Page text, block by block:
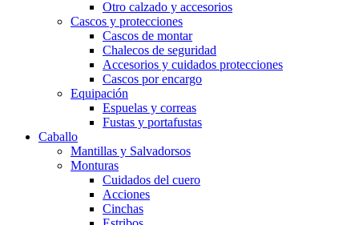
Otro calzado y accesorios
Cascos y protecciones
Cascos de montar
Chalecos de seguridad
Accesorios y cuidados protecciones
Cascos por encargo
Equipación
Espuelas y correas
Fustas y portafustas
Caballo
Mantillas y Salvadorsos
Monturas
Cuidados del cuero
Acciones
Cinchas